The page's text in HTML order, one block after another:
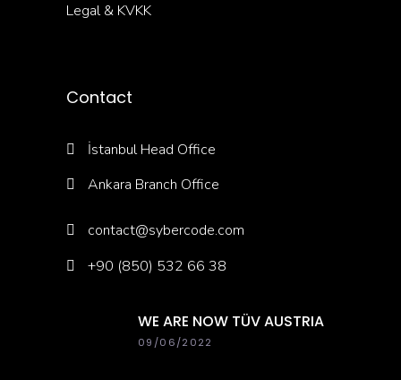
Legal & KVKK
Contact
İstanbul Head Office
Ankara Branch Office
contact@sybercode.com
+90 (850) 532 66 38
WE ARE NOW TÜV AUSTRIA
SYBERCODE
09/06/2022